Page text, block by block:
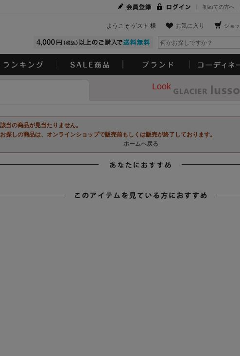
初めての方へ
ショ
お気に入り
ようこそ ゲスト 様
Look
該当の商品が見当たりません。
お探しの商品は、オンラインショップで販売前もしくは販売が終了しております。
ホームへ戻る